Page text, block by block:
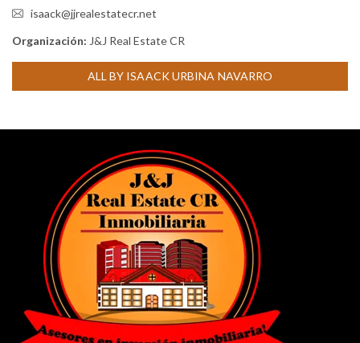
isaack@jjrealestatecr.net
Organización: J&J Real Estate CR
ALL BY ISAACK URBINA NAVARRO